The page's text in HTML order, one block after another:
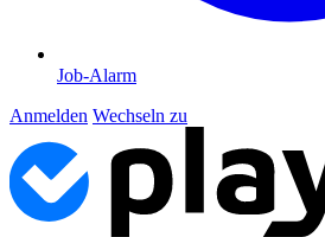
Job-Alarm
Anmelden Wechseln zu